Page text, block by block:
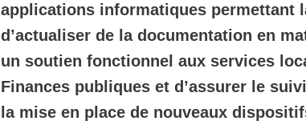
applications informatiques permettant
d’actualiser de la documentation en
un soutien fonctionnel aux services
Finances publiques et d’assurer le
la mise en place de nouveaux